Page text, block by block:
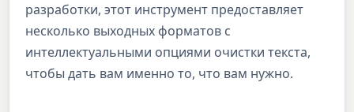
разработки, этот инструмент предоставляет
несколько выходных форматов с
интеллектуальными опциями очистки текста,
чтобы дать вам именно то, что вам нужно.